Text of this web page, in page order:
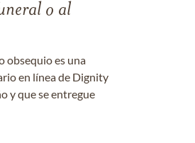
o al
obsequio es una
en línea de Dignity
y que se entregue